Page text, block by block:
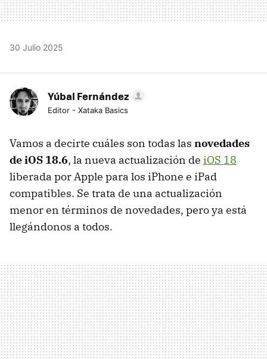
30 Julio 2025
Yúbal Fernández
Editor - Xataka Basics
Vamos a decirte cuáles son todas las novedades
de iOS 18.6, la nueva actualización de iOS 18
liberada por Apple para los iPhone e iPad
compatibles. Se trata de una actualización
menor en términos de novedades, pero ya está
llegándonos a todos.